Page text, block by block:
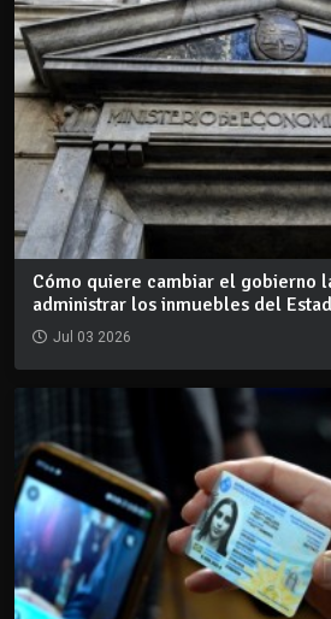
Cómo quiere cambiar el gobierno
administrar los inmuebles del
Jul 03 2026